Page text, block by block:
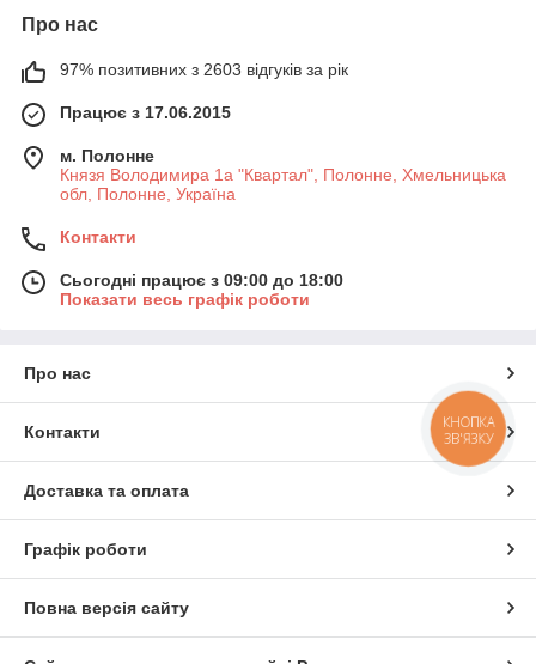
Про нас
97% позитивних з 2603 відгуків за рік
Працює з 17.06.2015
м. Полонне
Князя Володимира 1а "Квартал", Полонне, Хмельницька
обл, Полонне, Україна
Контакти
Сьогодні працює з 09:00 до 18:00
Показати весь графік роботи
Про нас
Контакти
Доставка та оплата
Графік роботи
Повна версія сайту
КНОПКА
ЗВ'ЯЗКУ